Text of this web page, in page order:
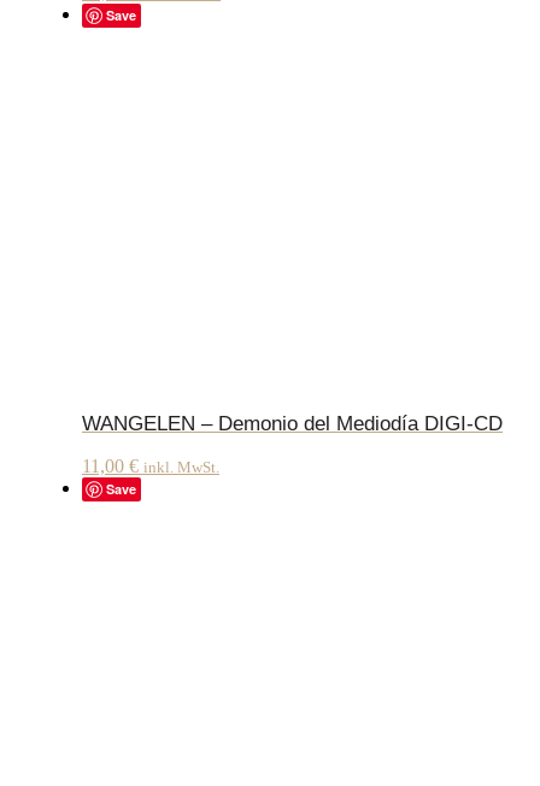
Save
WANGELEN – Demonio del Mediodía DIGI-CD
11,00 € inkl. MwSt.
Save